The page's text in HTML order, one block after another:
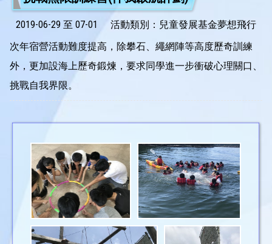
2019-06-29 至 07-01
活動類別：兒童發展基金夢想飛行
次年宿營活動難度提高，除攀石、繩網陣等高度歷奇訓練
外，更加設海上歷奇鍛煉，要求同學進一步衝破心理關口、
挑戰自我界限。